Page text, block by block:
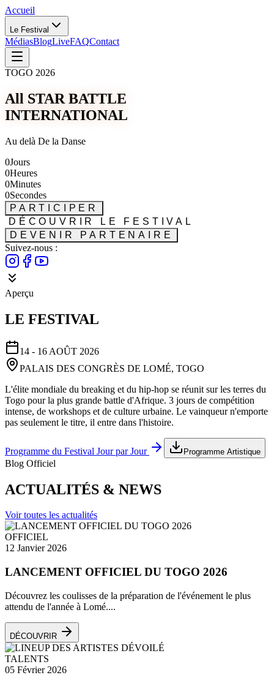
Accueil
Le Festival
MédiasBlogLiveFAQContact
TOGO 2026
All STAR BATTLE
INTERNATIONAL
Au delà De la Danse
0Jours
0Heures
0Minutes
0Secondes
PARTICIPER
DÉCOUVRIR LE FESTIVAL
DEVENIR PARTENAIRE
Suivez-nous :
Aperçu
LE FESTIVAL
14 - 16 AOÛT 2026
PALAIS DES CONGRÈS DE LOMÉ, TOGO
L'élite mondiale du breaking et du hip-hop se réunit sur les terres du
Togo pour la plus grande battle d'Afrique. 3 jours de compétition
intense, de workshops et de culture urbaine. Le vainqueur n'emporte
pas seulement le titre, il entre dans l'histoire.
Programme du Festival Jour par Jour Programme Artistique
Blog Officiel
ACTUALITÉS & NEWS
Voir toutes les actualités
OFFICIEL
12 Janvier 2026
LANCEMENT OFFICIEL DU TOGO 2026
Découvrez les coulisses de la préparation de l'événement le plus
attendu de l'année à Lomé....
DÉCOUVRIR
TALENTS
05 Février 2026